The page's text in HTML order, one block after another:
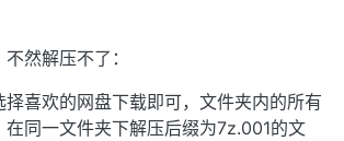
然解压不了：
择喜欢的网盘下载即可，文件夹内的所有
在同一文件夹下解压后缀为7z.001的文